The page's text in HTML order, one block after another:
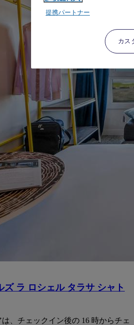
ズ ラ ロシェル タラサ シャト
、チェックイン後の 16 時からチェ
提携パートナー
カス